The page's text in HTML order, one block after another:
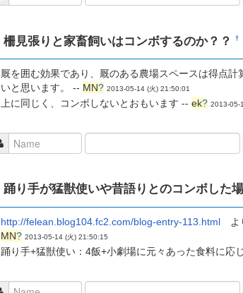
柵見張りと家畜飼いはコンボするのか？？†
厩を囲む効果であり、厩のある農場スペースは得点
いと思います。 -- MN? 2013-05-14 (火) 21:50:01
上に同じく、コンボしないとおもいます -- ek? 2013-05-
踊り手が猛獣使いや昔語りとのコンボした
http://felean.blog104.fc2.com/blog-entry-113.html よ
MN? 2013-05-14 (火) 21:50:15
踊り手+猛獣使い：4飯+小劇場に元々あった食料に応